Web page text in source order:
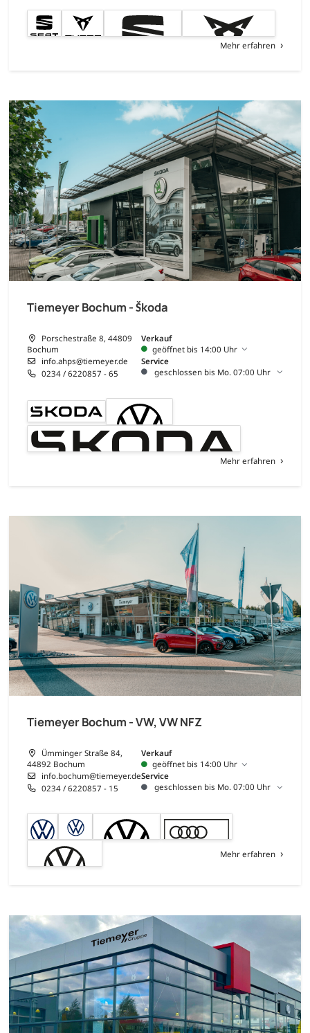
Mehr erfahren
Tiemeyer Bochum - Škoda
Porschestraße 8, 44809
Bochum
info.ahps@tiemeyer.de
0234 / 6220857 - 65
Verkauf
geöffnet bis 14:00 Uhr
Service
geschlossen bis Mo. 07:00 Uhr
Mehr erfahren
Tiemeyer Bochum - VW, VW NFZ
Ümminger Straße 84,
44892 Bochum
info.bochum@tiemeyer.de
0234 / 6220857 - 15
Verkauf
geöffnet bis 14:00 Uhr
Service
geschlossen bis Mo. 07:00 Uhr
Mehr erfahren